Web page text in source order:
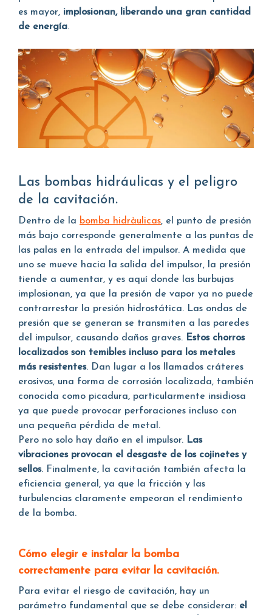
es mayor, implosionan, liberando una gran cantidad
de energía.
Las bombas hidráulicas y el peligro
de la cavitación.
Dentro de la bomba hidràulicas, el punto de presión
más bajo corresponde generalmente a las puntas de
las palas en la entrada del impulsor. A medida que
uno se mueve hacia la salida del impulsor, la presión
tiende a aumentar, y es aquí donde las burbujas
implosionan, ya que la presión de vapor ya no puede
contrarrestar la presión hidrostática. Las ondas de
presión que se generan se transmiten a las paredes
del impulsor, causando daños graves. Estos chorros
localizados son temibles incluso para los metales
más resistentes. Dan lugar a los llamados cráteres
erosivos, una forma de corrosión localizada, también
conocida como picadura, particularmente insidiosa
ya que puede provocar perforaciones incluso con
una pequeña pérdida de metal.
Pero no solo hay daño en el impulsor. Las
vibraciones provocan el desgaste de los cojinetes y
sellos. Finalmente, la cavitación también afecta la
eficiencia general, ya que la fricción y las
turbulencias claramente empeoran el rendimiento
de la bomba.
Cómo elegir e instalar la bomba
correctamente para evitar la cavitación.
Para evitar el riesgo de cavitación, hay un
parámetro fundamental que se debe considerar: el